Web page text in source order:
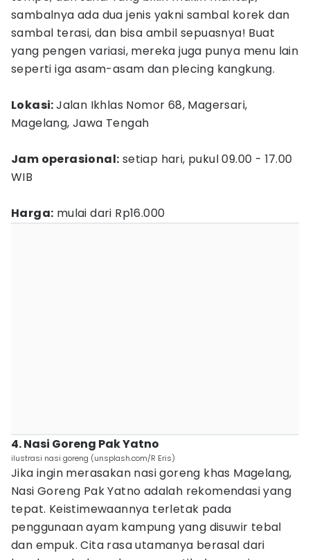
sambalnya ada dua jenis yakni sambal korek dan
sambal terasi, dan bisa ambil sepuasnya! Buat
yang pengen variasi, mereka juga punya menu lain
seperti iga asam-asam dan plecing kangkung.
Lokasi:Jalan Ikhlas Nomor 68, Magersari,
Magelang, Jawa Tengah
Jam operasional: setiap hari, pukul 09.00 - 17.00
WIB
Harga: mulai dari Rp16.000
4. Nasi Goreng Pak Yatno
ilustrasi nasi goreng (unsplash.com/R Eris)
Jika ingin merasakan nasi goreng khas Magelang,
Nasi Goreng Pak Yatno adalah rekomendasi yang
tepat. Keistimewaannya terletak pada
penggunaan ayam kampung yang disuwir tebal
dan empuk. Cita rasa utamanya berasal dari